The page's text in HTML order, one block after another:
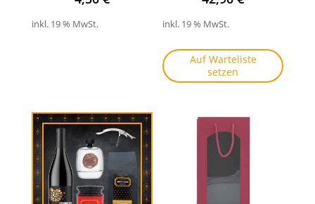
inkl. 19 % MwSt. inkl. 19 % MwSt.
Auf Warteliste
setzen